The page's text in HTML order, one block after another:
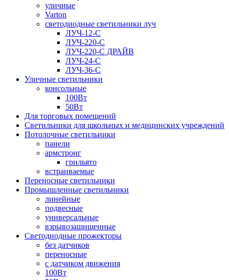
уличные
Varton
светодиодные светильники луч
ЛУЧ-12-С
ЛУЧ-220-С
ЛУЧ-220-С ДРАЙВ
ЛУЧ-24-С
ЛУЧ-36-С
Уличные светильники
консольные
100Вт
50Вт
Для торговых помещений
Светильники для школьных и медицинских учреждений
Потолочные светильники
панели
армстронг
грильято
встраиваемые
Переносные светильники
Промышленные светильники
линейные
подвесные
универсальные
взрывозащищенные
Светодиодные прожекторы
без датчиков
переносные
с датчиком движения
100Вт